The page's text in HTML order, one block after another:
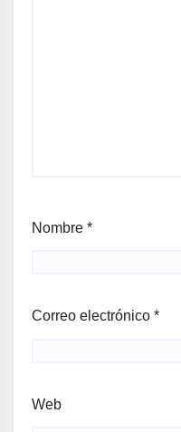
Nombre *
Correo electrónico *
Web